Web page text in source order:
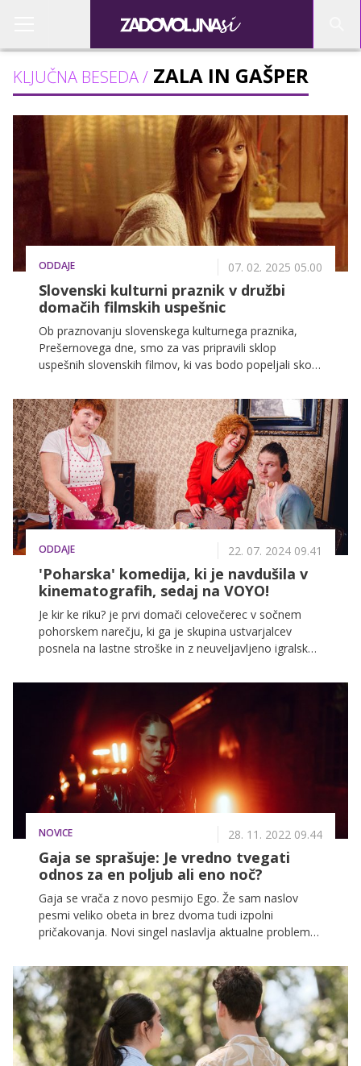
KLJUČNA BESEDA / ZALA IN GAŠPER
ODDAJE 07. 02. 2025 05.00
Slovenski kulturni praznik v družbi
domačih filmskih uspešnic
Ob praznovanju slovenskega kulturnega praznika,
Prešernovega dne, smo za vas pripravili sklop
uspešnih slovenskih filmov, ki vas bodo popeljali skozi
boste preživeli v dobri družbi, ob filmih, ki osvetljujejo
slovensko kulturo. Spodaj vas čaka spored filmov, ki
jih enostavno ne smete zamuditi!
ODDAJE 22. 07. 2024 09.41
'Poharska' komedija, ki je navdušila v
kinematografih, sedaj na VOYO!
Je kir ke riku? je prvi domači celovečerec v sočnem
pohorskem narečju, ki ga je skupina ustvarjalcev
posnela na lastne stroške in z neuveljavljeno igralsko
nepričakovani zmagovalec lanskega
kinematografskega leta ter tretji najbolj gledan
domači film v Sloveniji. Vsi, ki ste ga zamudili, si ga
lahko sedaj ogledate na VOYO.
NOVICE 28. 11. 2022 09.44
Gaja se sprašuje: Je vredno tvegati
odnos za en poljub ali eno noč?
Gaja se vrača z novo pesmijo Ego. Že sam naslov
pesmi veliko obeta in brez dvoma tudi izpolni
pričakovanja. Novi singel naslavlja aktualne probleme
Je vredno tvegati odnos za en poljub ali eno noč? To
je vprašanje, ki ga v novi pesmi s svojim izjemnim
vokalom raziskuje Gaja.